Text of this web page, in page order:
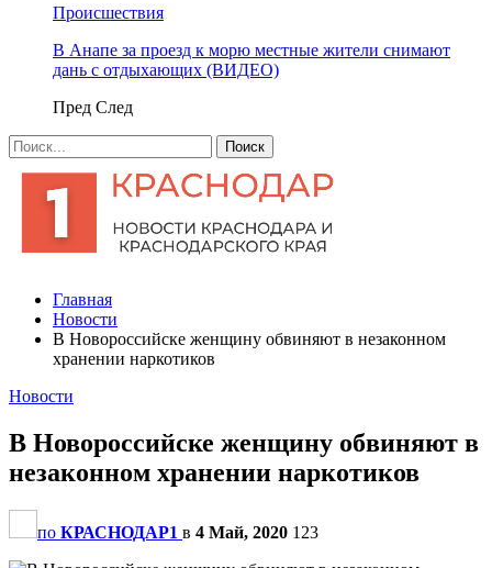
Происшествия
В Анапе за проезд к морю местные жители снимают
дань с отдыхающих (ВИДЕО)
Пред След
Главная
Новости
В Новороссийске женщину обвиняют в незаконном
хранении наркотиков
Новости
В Новороссийске женщину обвиняют в
незаконном хранении наркотиков
по КРАСНОДАР1 в 4 Май, 2020 123